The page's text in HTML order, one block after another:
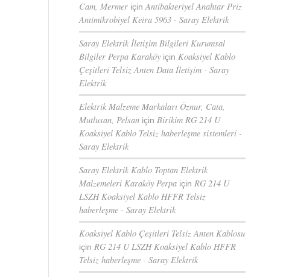
Cam, Mermer içinAntibakteriyel Anahtar Priz
Antimikrobiyel Keira 5963 - Saray Elektrik
Saray Elektrik İletişim Bilgileri Kurumsal
Bilgiler Perpa Karaköy için Koaksiyel Kablo
Çeşitleri Telsiz Anten Data İletişim - Saray
Elektrik
Elektrik Malzeme Markaları Öznur, Cata,
Mutlusan, Pelsan için Birikim RG 214 U
Koaksiyel Kablo Telsiz haberleşme sistemleri -
Saray Elektrik
Saray Elektrik Kablo Toptan Elektrik
Malzemeleri Karaköy Perpa için RG 214 U
LSZH Koaksiyel Kablo HFFR Telsiz
haberleşme - Saray Elektrik
Koaksiyel Kablo Çeşitleri Telsiz Anten Kablosu
için RG 214 U LSZH Koaksiyel Kablo HFFR
Telsiz haberleşme - Saray Elektrik